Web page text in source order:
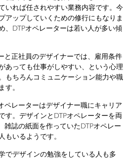
いれば任されやすい業務内容です。今
アップしていくための修行にもなりま
、DTPオペレーターは若い人が多い傾
と正社員のデザイナーでは、雇用条件
あっても仕事がしやすい、という心理
もちろんコミュニケーション能力や職
す。
ペレーターはデザイナー職にキャリア
す。デザインとDTPオペレーターを両
雑誌の紙面を作っていたDTPオペレー
もいるようです。
でデザインの勉強をしている人も多